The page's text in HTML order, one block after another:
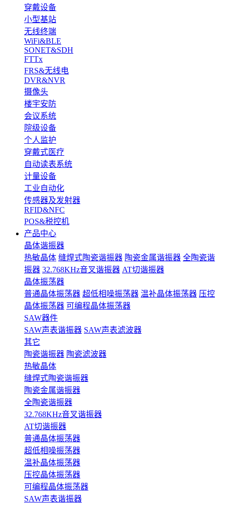
穿戴设备
小型基站
无线终端
WiFi&BLE
SONET&SDH
FTTx
FRS&无线电
DVR&NVR
摄像头
楼宇安防
会议系统
院级设备
个人监护
穿戴式医疗
自动读表系统
计量设备
工业自动化
传感器及发射器
RFID&NFC
POS&税控机
产品中心
晶体谐振器
热敏晶体 缝焊式陶瓷谐振器 陶瓷金属谐振器 全陶瓷谐
振器 32.768KHz音叉谐振器 AT切谐振器
晶体振荡器
普通晶体振荡器 超低相噪振荡器 温补晶体振荡器 压控
晶体振荡器 可编程晶体振荡器
SAW器件
SAW声表谐振器 SAW声表滤波器
其它
陶瓷谐振器 陶瓷滤波器
热敏晶体
缝焊式陶瓷谐振器
陶瓷金属谐振器
全陶瓷谐振器
32.768KHz音叉谐振器
AT切谐振器
普通晶体振荡器
超低相噪振荡器
温补晶体振荡器
压控晶体振荡器
可编程晶体振荡器
SAW声表谐振器